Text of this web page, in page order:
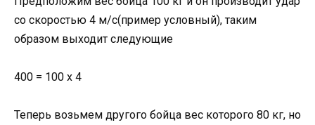
со скоростью 4 м/с(пример условный), таким
образом выходит следующие
400 = 100 х 4
Теперь возьмем другого бойца вес которого 80 кг, но